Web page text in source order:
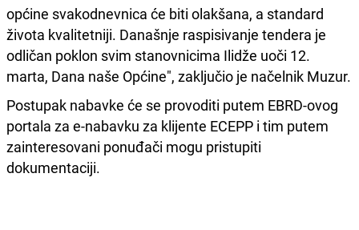
općine svakodnevnica će biti olakšana, a standard
života kvalitetniji. Današnje raspisivanje tendera je
odličan poklon svim stanovnicima Ilidže uoči 12.
marta, Dana naše Općine", zaključio je načelnik Muzur.
Postupak nabavke će se provoditi putem EBRD-ovog
portala za e-nabavku za klijente ECEPP i tim putem
zainteresovani ponuđači mogu pristupiti
dokumentaciji.